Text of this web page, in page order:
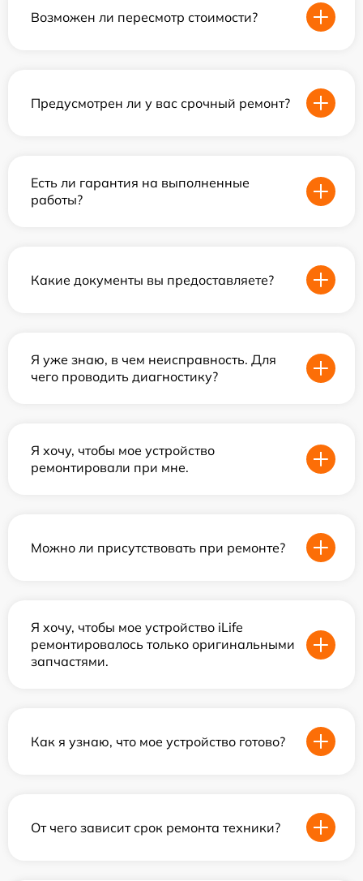
Возможен ли пересмотр стоимости?
Предусмотрен ли у вас срочный ремонт?
Есть ли гарантия на выполненные
работы?
Какие документы вы предоставляете?
Я уже знаю, в чем неисправность. Для
чего проводить диагностику?
Я хочу, чтобы мое устройство
ремонтировали при мне.
Можно ли присутствовать при ремонте?
Я хочу, чтобы мое устройство iLife
ремонтировалось только оригинальными
запчастями.
Как я узнаю, что мое устройство готово?
От чего зависит срок ремонта техники?